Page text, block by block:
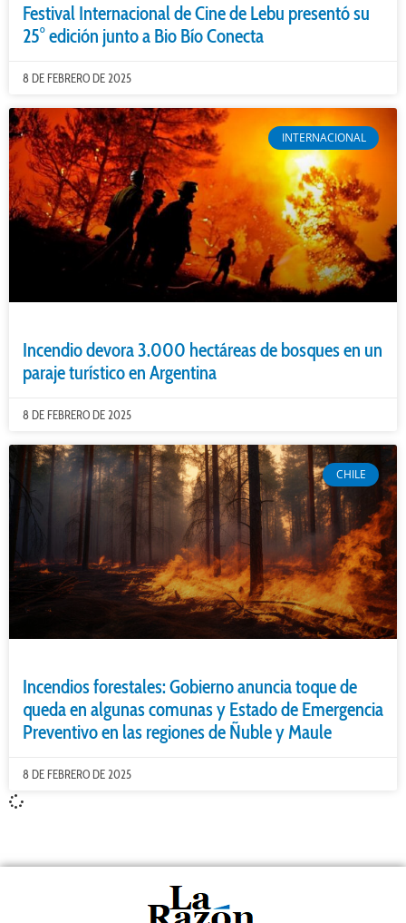
Festival Internacional de Cine de Lebu presentó su
25° edición junto a Bio Bío Conecta
8 DE FEBRERO DE 2025
INTERNACIONAL
Incendio devora 3.000 hectáreas de bosques en un
paraje turístico en Argentina
8 DE FEBRERO DE 2025
CHILE
Incendios forestales: Gobierno anuncia toque de
queda en algunas comunas y Estado de Emergencia
Preventivo en las regiones de Ñuble y Maule
8 DE FEBRERO DE 2025